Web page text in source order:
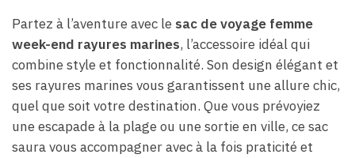
Partez à l’aventure avec le sac de voyage femme
week-end rayures marines, l’accessoire idéal qui
combine style et fonctionnalité. Son design élégant et
ses rayures marines vous garantissent une allure chic,
quel que soit votre destination. Que vous prévoyiez
une escapade à la plage ou une sortie en ville, ce sac
saura vous accompagner avec à la fois praticité et